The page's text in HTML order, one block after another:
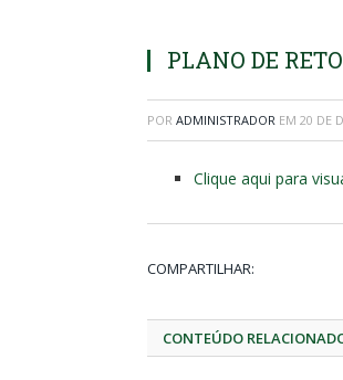
PLANO DE
POR ADMINISTRADOR EM 20 DE
Clique aqui para
COMPARTILHAR:
CONTEÚDO